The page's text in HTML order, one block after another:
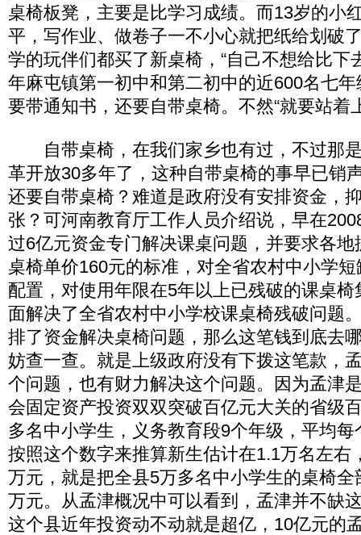
桌椅板凳，主要是比学习成绩。而13岁的小
平，写作业、做卷子一不小心就把纸给划破
学的玩伴们都买了新桌椅，“自己不想给比下
年麻屯镇第一初中和第二初中的近600名七
要带通知书，还要自带桌椅。不然“就要站着
自带桌椅，在我们家乡也有过，不过那
革开放30多年了，这种自带桌椅的事早已销
还要自带桌椅？难道是政府没有安排资金，
张？可河南教育厅工作人员介绍说，早在
过6亿元资金专门解决课桌问题，并要求各
桌椅单价160元的标准，对全省农村中小学
配置，对使用年限在5年以上已残破的课桌
面解决了全省农村中小学校课桌椅残破问题
排了资金解决桌椅问题，那么这笔钱到底去
妨查一查。就是上级政府没有下拨这笔款，
个问题，也有财力解决这个问题。因为孟津
会固定资产投资双双突破百亿元大关的省级
多名中小学生，义务教育段9个年级，平均
按照这个数字来推算新生估计在1.1万名左右
万元，就是把全县5万多名中小学生的桌椅
万元。从孟津概况中可以看到，孟津并不缺
这个县近年投资动不动就是超亿，10亿元的